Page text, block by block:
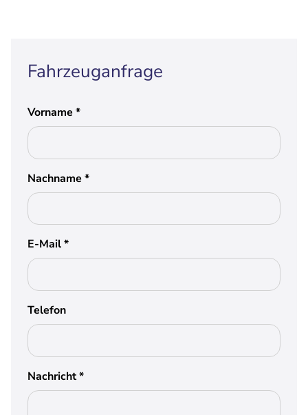
Fahrzeuganfrage
Vorname *
Nachname *
E-Mail*
Telefon
Nachricht*